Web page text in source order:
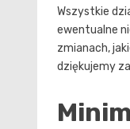
Wszystkie
ewentualne
zmianach,
dziękujemy